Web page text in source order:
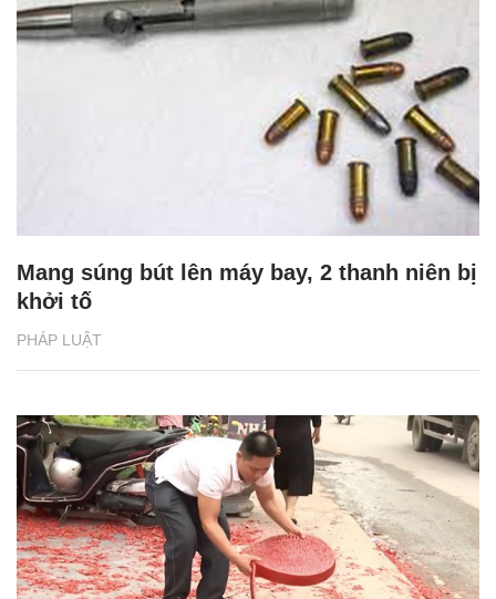
PHÁP LUẬT
Mang súng bút lên máy bay, 2 thanh niên bị
khởi tố